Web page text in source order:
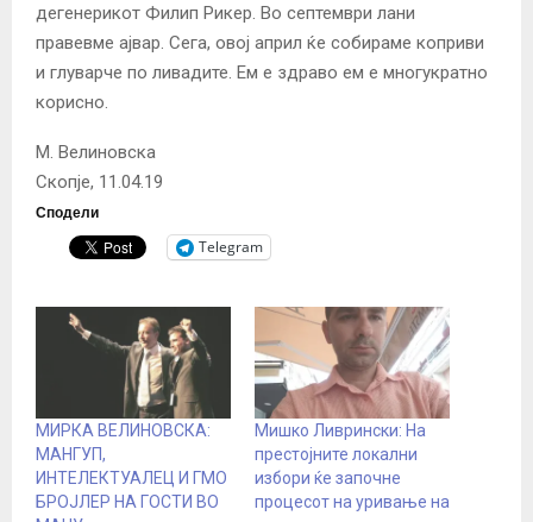
дегенерикот Филип Рикер. Во септември лани
правевме ајвар. Сега, овој април ќе собираме коприви
и глуварче по ливадите. Ем е здраво ем е многукратно
корисно.
М. Велиновска
Скопје, 11.04.19
Сподели
Telegram
МИРКА ВЕЛИНОВСКА:
МАНГУП,
ИНТЕЛЕКТУАЛЕЦ И ГМО
БРОЈЛЕР НА ГОСТИ ВО
Мишко Ливрински: На
престојните локални
избори ќе започне
процесот на уривање на